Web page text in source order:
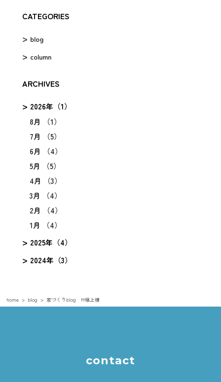
CATEGORIES
blog
column
ARCHIVES
2026年（1）
8月 （1）
7月 （5）
6月 （4）
5月 （5）
4月 （3）
3月 （4）
2月 （4）
1月 （4）
2025年（4）
2024年（3）
home blog 家づくりblog M様上棟
contact